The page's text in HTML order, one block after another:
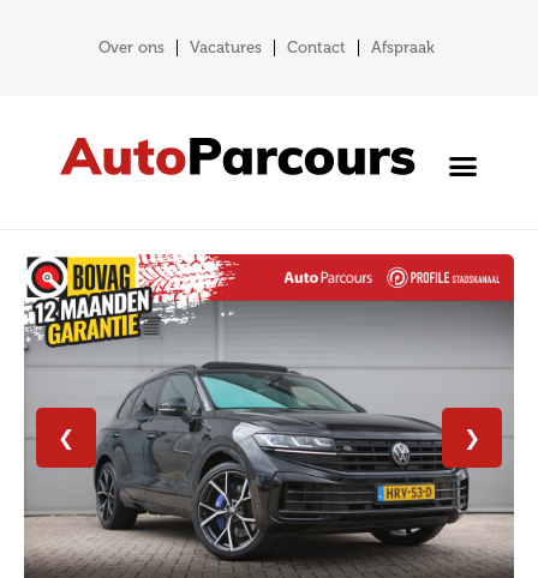
Over ons Vacatures Contact Afspraak
❮ ❯